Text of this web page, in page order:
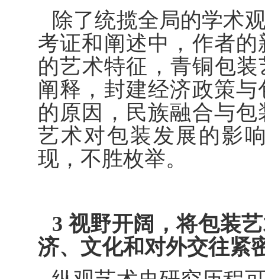
除了统揽全局的学术
考证和阐述中，作者
的艺术特征，青铜包
阐释，封建经济政策
的原因，民族融合与
艺术对包装发展的影
现，不胜枚举。
3 视野开阔，将包装
济、文化和对外交往紧